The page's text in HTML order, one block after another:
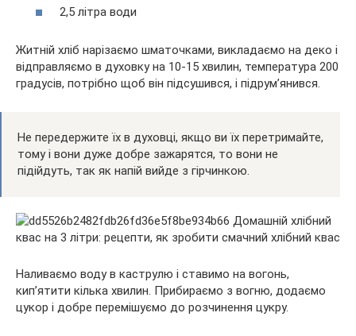
2,5 літра води
Житній хліб нарізаємо шматочками, викладаємо на деко і
відправляємо в духовку на 10-15 хвилин, температура 200
градусів, потрібно щоб він підсушився, і підрум’янився.
Не передержите їх в духовці, якщо ви їх перетримайте,
тому і вони дуже добре зажарятся, то вони не
підійдуть, так як напій вийде з гірчинкою.
Наливаємо воду в каструлю і ставимо на вогонь,
кип’ятити кілька хвилин. Прибираємо з вогню, додаємо
цукор і добре перемішуємо до розчинення цукру.